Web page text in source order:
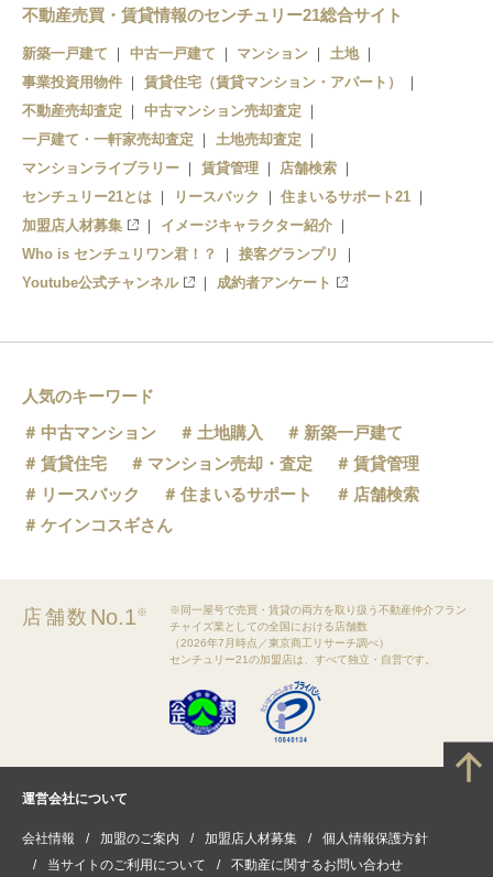
整備場駅
昭和島駅
流通センター駅
不動産売買・賃貸情報のセンチュリー21総合サイト
新築一戸建て 中古一戸建て マンション
土地
事業投資用物件
賃貸住宅（賃貸マンション・アパート）
不動産売却査定
中古マンション売却査定
一戸建て・一軒家売却査定
土地売却査定
マンションライブラリー
賃貸管理
店舗検索
センチュリー21とは
リースバック
住まいるサポート21
加盟店人材募集
イメージキャラクター紹介
Who is センチュリワン君！？
接客グランプリ
Youtube公式チャンネル
成約者アンケート
人気のキーワード
中古マンション
土地購入
新築一戸建て
賃貸住宅
マンション売却・査定
賃貸管理
リースバック
住まいるサポート
店舗検索
ケインコスギさん
店舗数 No.1※
※同一屋号で売買・賃貸の両方を取り扱う不動産仲介フラン
チャイズ業としての全国における店舗数
（2026年7月時点／東京商工リサーチ調べ）
センチュリー21の加盟店は、すべて独立・自営です。
運営会社について
会社情報 加盟のご案内 加盟店人材募集
個人情報保護方針
当サイトのご利用について
不動産に関するお問い合わせ